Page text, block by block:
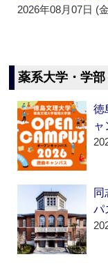
2026年08月07日 (
薬系大学・学
徳
パ